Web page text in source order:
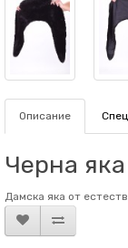
Описание
Черна
Дамска яка от